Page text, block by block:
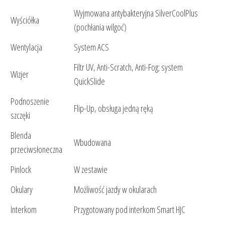
Wyściółka
Wyjmowana antybakteryjna SilverCoolPlus
(pochłania wilgoć)
Wentylacja
System ACS
Wizjer
Filtr UV, Anti-Scratch, Anti-Fog; system
QuickSlide
Podnoszenie
szczęki
Flip-Up, obsługa jedną ręką
Blenda
przeciwsłoneczna
Wbudowana
Pinlock
W zestawie
Okulary
Możliwość jazdy w okularach
Interkom
Przygotowany pod interkom Smart HJC